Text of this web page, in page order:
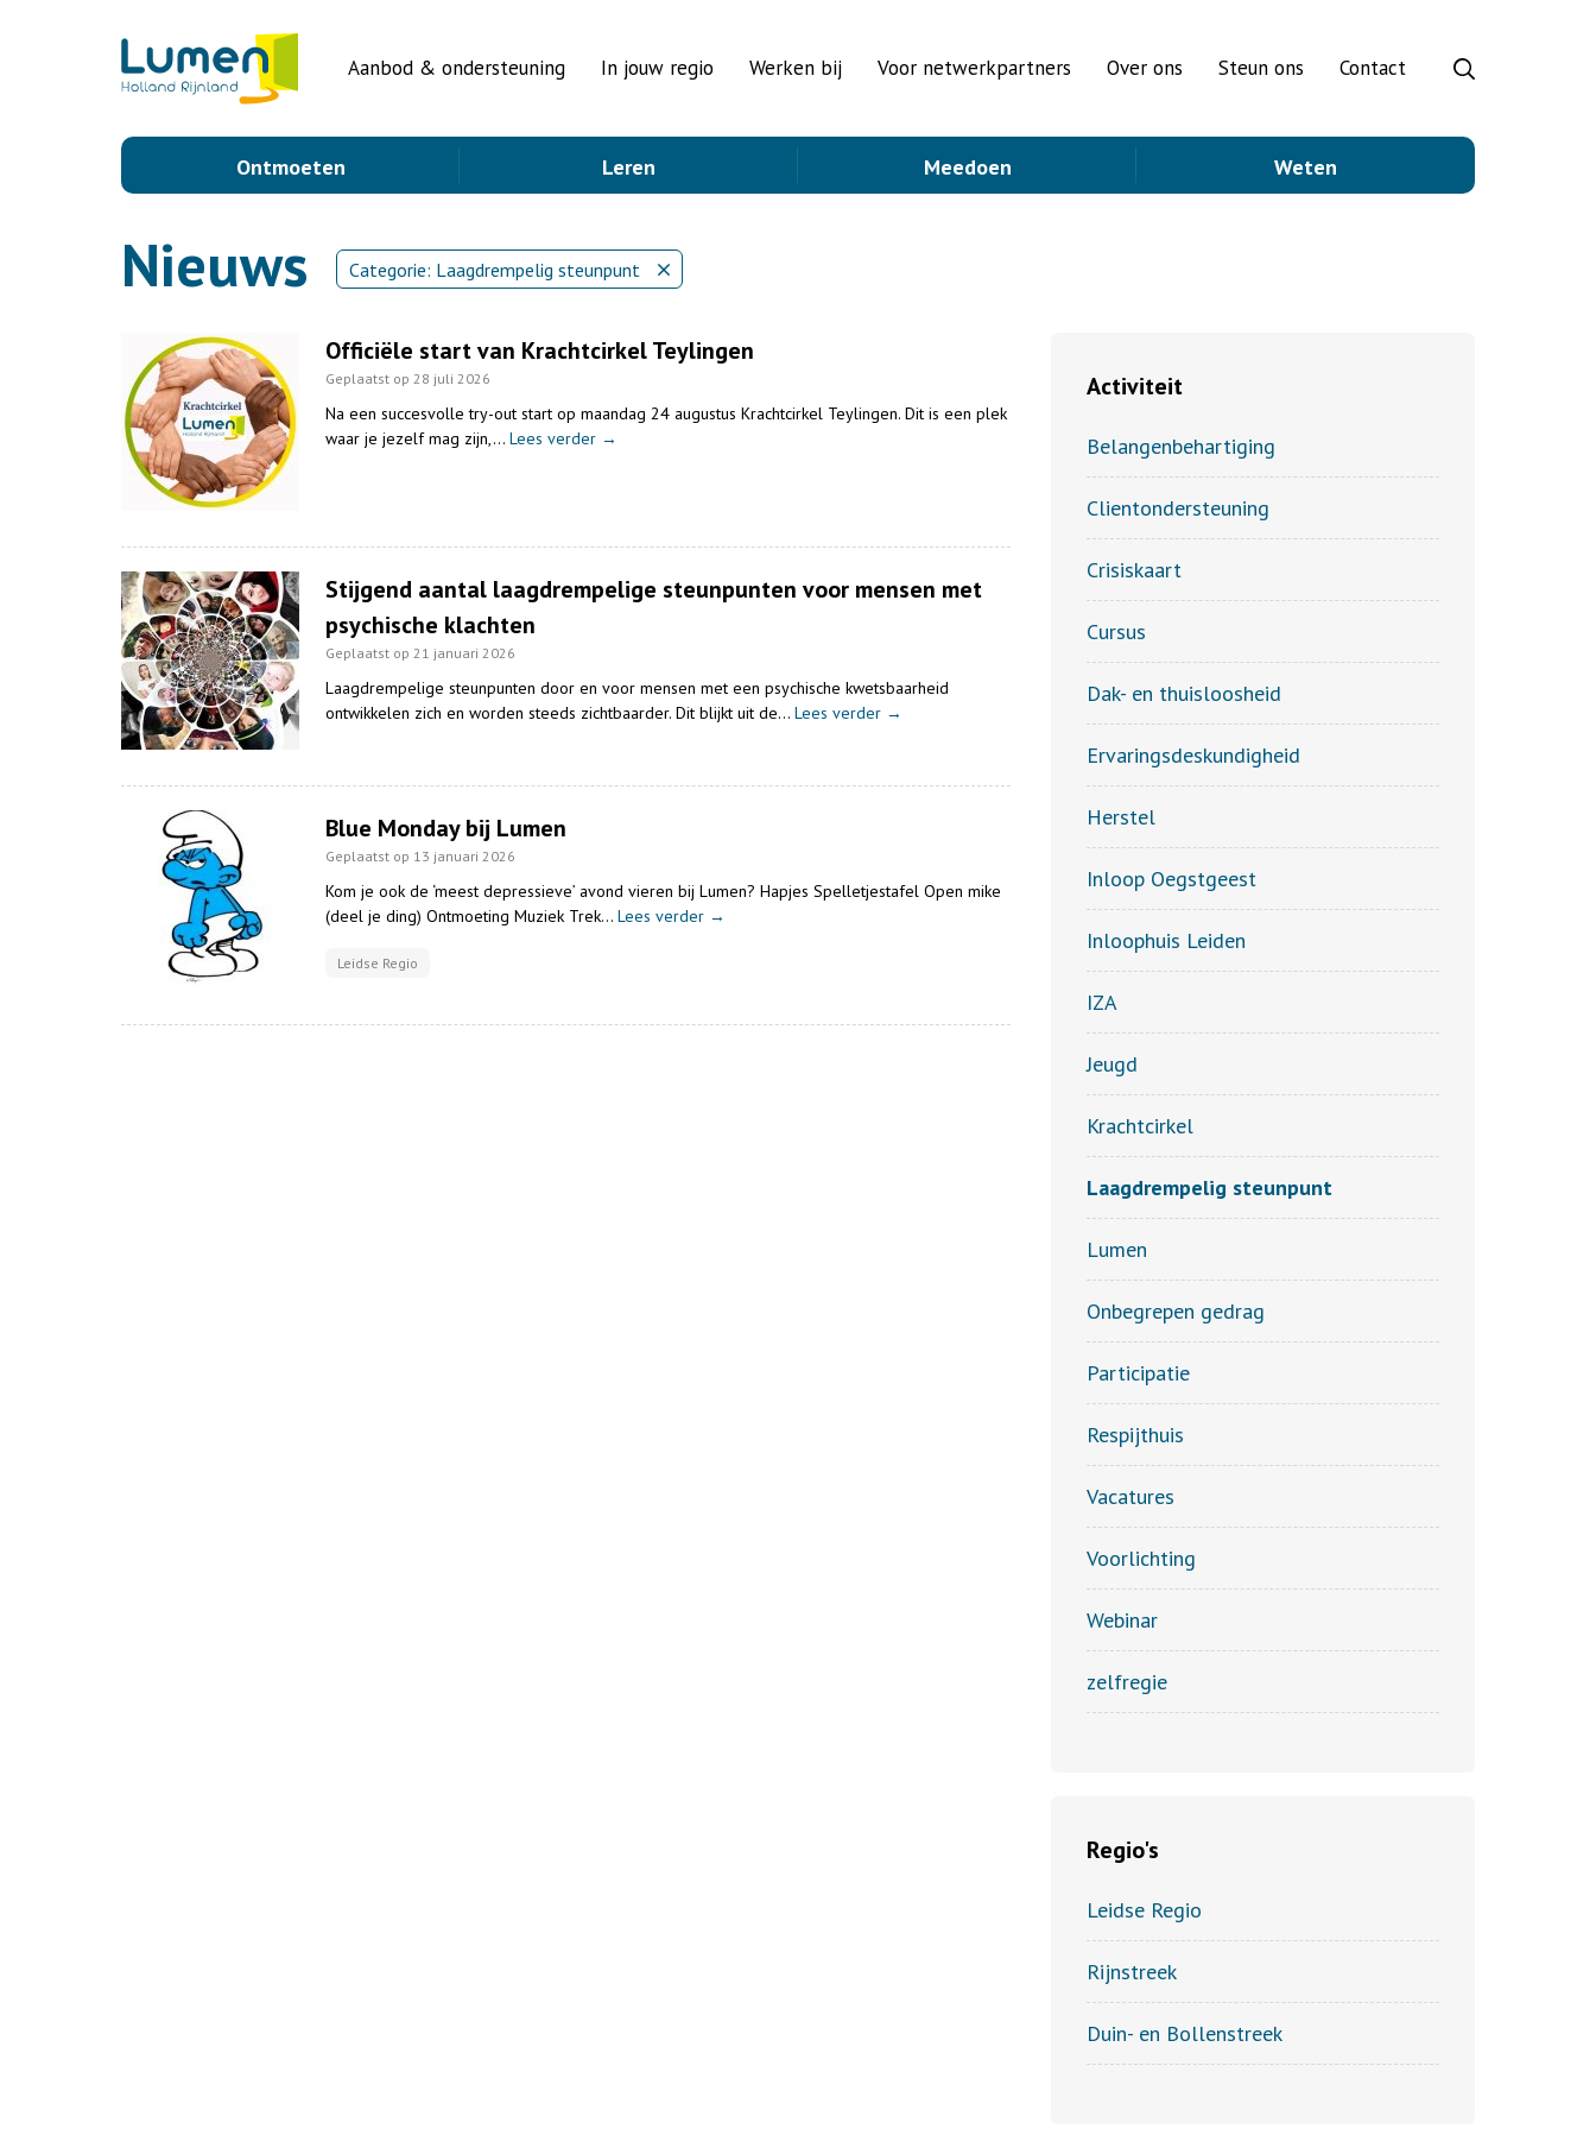
Aanbod & ondersteuning In jouw regio Werken bij Voor netwerkpartners Over ons Steun ons Contact
Ontmoeten Leren Meedoen Weten
Nieuws Categorie: Laagdrempelig steunpunt
Officiële start van Krachtcirkel Teylingen
Geplaatst op 28 juli 2026
Na een succesvolle try-out start op maandag 24 augustus Krachtcirkel Teylingen. Dit is een plek
waar je jezelf mag zijn,…Lees verder →
Stijgend aantal laagdrempelige steunpunten voor mensen met
psychische klachten
Geplaatst op 21 januari 2026
Laagdrempelige steunpunten door en voor mensen met een psychische kwetsbaarheid
ontwikkelen zich en worden steeds zichtbaarder. Dit blijkt uit de…Lees verder →
Blue Monday bij Lumen
Geplaatst op 13 januari 2026
Kom je ook de ‘meest depressieve’ avond vieren bij Lumen? Hapjes Spelletjestafel Open mike
(deel je ding) Ontmoeting Muziek Trek…Lees verder →
Leidse Regio
Activiteit
Belangenbehartiging
Clientondersteuning
Crisiskaart
Cursus
Dak- en thuisloosheid
Ervaringsdeskundigheid
Herstel
Inloop Oegstgeest
Inloophuis Leiden
IZA
Jeugd
Krachtcirkel
Laagdrempelig steunpunt
Lumen
Onbegrepen gedrag
Participatie
Respijthuis
Vacatures
Voorlichting
Webinar
zelfregie
Regio's
Leidse Regio
Rijnstreek
Duin- en Bollenstreek